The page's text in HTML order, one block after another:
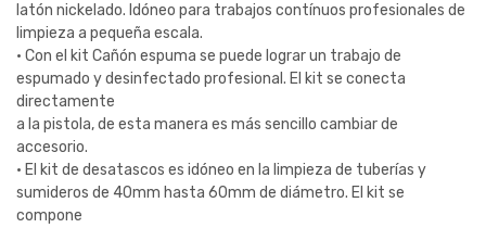
latón nickelado. Idóneo para trabajos contínuos profesionales de
limpieza a pequeña escala.
· Con el kit Cañón espuma se puede lograr un trabajo de
espumado y desinfectado profesional. El kit se conecta
directamente
a la pistola, de esta manera es más sencillo cambiar de
accesorio.
· El kit de desatascos es idóneo en la limpieza de tuberías y
sumideros de 40mm hasta 60mm de diámetro. El kit se
compone